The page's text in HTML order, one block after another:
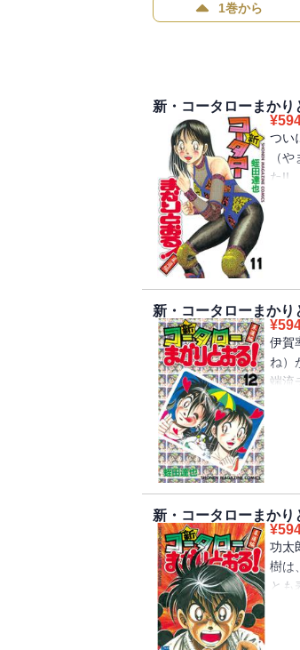
1巻から
新・コータローまかり
¥
つい
（
た!!
人
新・コータローまかり
¥
伊賀
ね）
端流
新・コータローまかり
¥
功太
樹は
と